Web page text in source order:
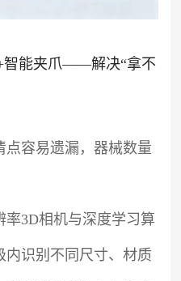
智能夹爪——解决“拿不
点容易遗漏，器械数量
率3D相机与深度学习算
内识别不同尺寸、材质